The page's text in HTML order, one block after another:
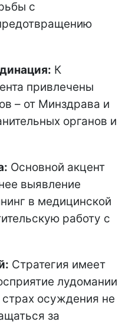
с
К
привлечены
– от Минздрава и
органов и
Основной акцент
выявление
в медицинской
работу с
Стратегия имеет
лудомании
осуждения не
за